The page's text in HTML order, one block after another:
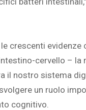
crescenti evidenze
cervello – la
il nostro sistema
un ruolo
cognitivo.